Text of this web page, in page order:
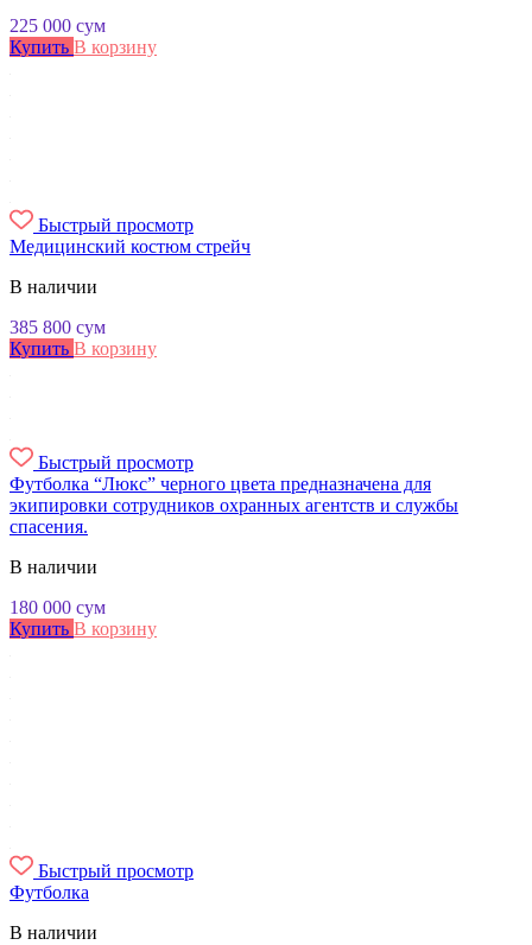
225 000 сум
Купить В корзину
Быстрый просмотр
Медицинский костюм стрейч
В наличии
385 800 сум
Купить В корзину
Быстрый просмотр
Футболка “Люкс” черного цвета предназначена для
экипировки сотрудников охранных агентств и службы
спасения.
В наличии
180 000 сум
Купить В корзину
Быстрый просмотр
Футболка
В наличии